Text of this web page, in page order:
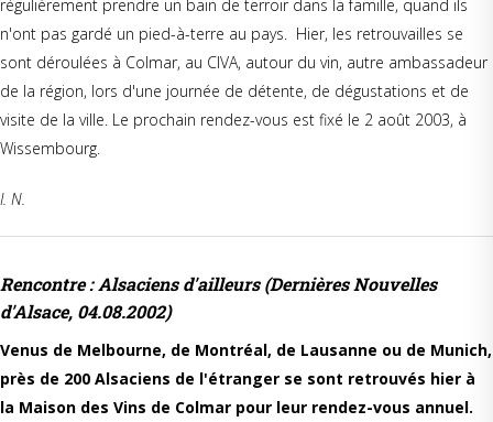
régulièrement prendre un bain de terroir dans la famille, quand ils
n'ont pas gardé un pied-à-terre au pays. Hier, les retrouvailles se
sont déroulées à Colmar, au CIVA, autour du vin, autre ambassadeur
de la région, lors d'une journée de détente, de dégustations et de
visite de la ville. Le prochain rendez-vous est fixé le 2 août 2003, à
Wissembourg.
I. N.
Rencontre : Alsaciens d'ailleurs(Dernières Nouvelles
d'Alsace, 04.08.2002)
Venus de Melbourne, de Montréal, de Lausanne ou de Munich,
près de 200 Alsaciens de l'étranger se sont retrouvés hier à
la Maison des Vins de Colmar pour leur rendez-vous annuel.